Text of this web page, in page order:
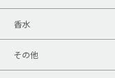
香水
その他